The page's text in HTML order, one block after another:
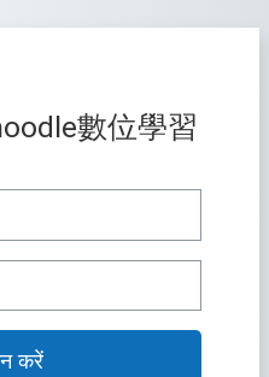
數位學習
करें